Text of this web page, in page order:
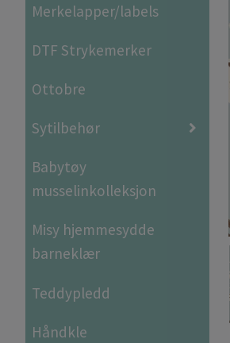
Merkelapper/labels
DTF Strykemerker
Ottobre
Sytilbehør
Babytøy
musselinkolleksjon
Misy hjemmesydde
barneklær
Teddypledd
Håndkle